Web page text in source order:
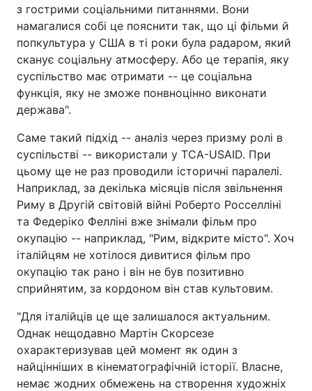
з гострими соціальними питаннями. Вони
намагалися собі це пояснити так, що ці фільми й
попкультура у США в ті роки була радаром, який
сканує соціальну атмосферу. Або це терапія, яку
суспільство має отримати -- це соціальна
функція, яку не зможе понвноцінно виконати
держава".
Саме такий підхід -- аналіз через призму ролі в
суспільстві -- використали у ТСА-USAID. При
цьому ще не раз проводили історичні паралелі.
Наприклад, за декілька місяців після звільнення
Риму в Другій світовій війні Роберто Росселліні
та Федеріко Фелліні вже знімали фільм про
окупацію -- наприклад, "Рим, відкрите місто". Хоч
італійцям не хотілося дивитися фільм про
окупацію так рано і він не був позитивно
сприйнятим, за кордоном він став культовим.
"Для італійців це ще залишалося актуальним.
Однак нещодавно Мартін Скорсезе
охарактеризував цей момент як один з
найцінніших в кінематографічній історії. Власне,
немає жодних обмежень на створення художніх